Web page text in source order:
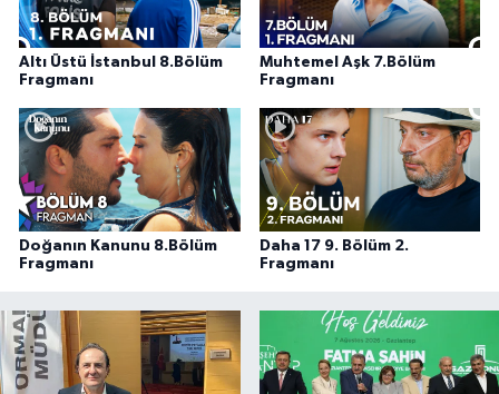
Altı Üstü İstanbul 8.Bölüm
Fragmanı
Muhtemel Aşk 7.Bölüm
Fragmanı
Doğanın Kanunu 8.Bölüm
Fragmanı
Daha 17 9. Bölüm 2.
Fragmanı